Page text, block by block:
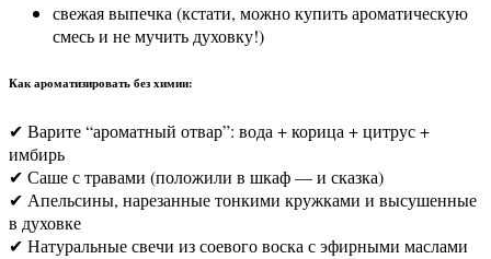
свежая выпечка (кстати, можно купить ароматическую
смесь и не мучить духовку!)
Как ароматизировать без химии:
✔ Варите “ароматный отвар”: вода + корица + цитрус +
имбирь
✔ Саше с травами (положили в шкаф — и сказка)
✔ Апельсины, нарезанные тонкими кружками и высушенные
в духовке
✔ Натуральные свечи из соевого воска с эфирными маслами